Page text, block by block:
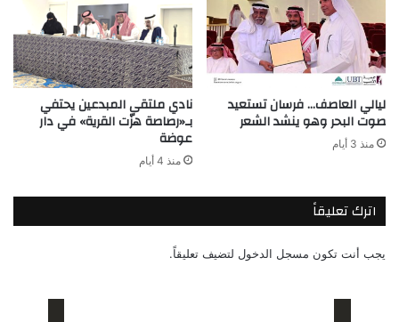
ليالي العاصف… فرسان تستعيد
صوت البحر وهو ينشد الشعر
منذ 3 أيام
نادي ملتقى المبدعين يحتفي
بـ«رصاصة هزّت القرية» في دار
عوضة
منذ 4 أيام
اترك تعليقاً
يجب أنت تكون مسجل الدخول لتضيف تعليقاً.